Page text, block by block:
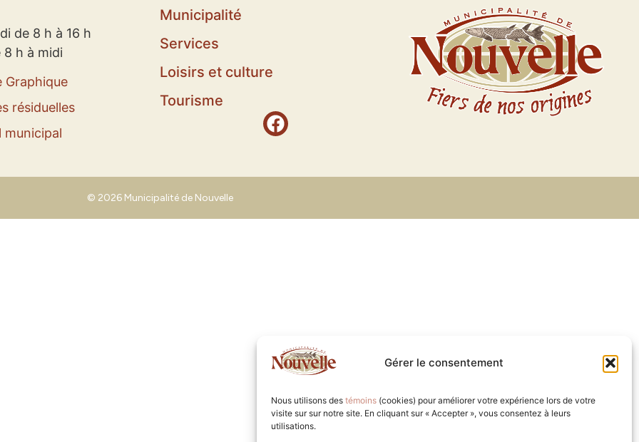
Gérer le consentement
Nous utilisons des témoins (cookies) pour améliorer votre expérience lors de votre
visite sur sur notre site. En cliquant sur « Accepter », vous consentez à leurs
utilisations.
de 8 h à 16 h
8 h à midi
Graphique
résiduelles
municipal
Municipalité
Services
Loisirs et culture
Tourisme
© 2026 Municipalité de Nouvelle